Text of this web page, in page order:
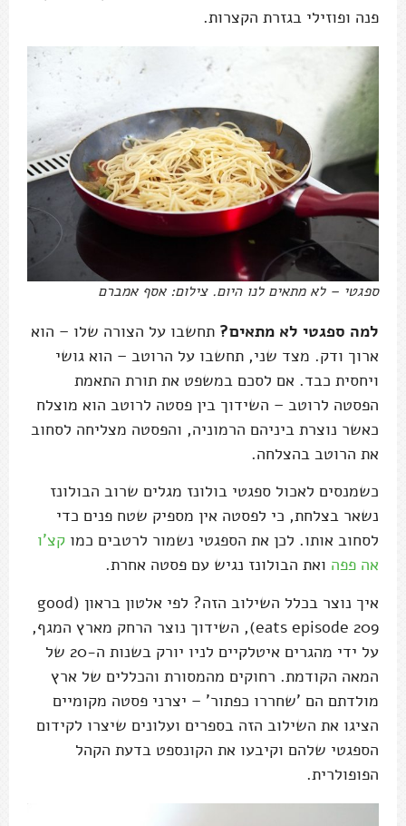
פנה ופוזילי בגזרת הקצרות.
ספגטי – לא מתאים לנו היום. צילום: אסף אמברם
למה ספגטי לא מתאים? תחשבו על הצורה שלו – הוא
ארוך ודק. מצד שני, תחשבו על הרוטב – הוא גושי
ויחסית כבד. אם לסכם במשפט את תורת התאמת
הפסטה לרוטב – השידוך בין פסטה לרוטב הוא מוצלח
כאשר נוצרת ביניהם הרמוניה, והפסטה מצליחה לסחוב
את הרוטב בהצלחה.
כשמנסים לאכול ספגטי בולונז מגלים שרוב הבולונז
נשאר בצלחת, כי לפסטה אין מספיק שטח פנים כדי
לסחוב אותו. לכן את הספגטי נשמור לרטבים כמו קצ'ו
אה פפה ואת הבולונז נגיש עם פסטה אחרת.
איך נוצר בכלל השילוב הזה? לפי אלטון בראון (good
eats episode 209), השידוך נוצר הרחק מארץ המגף,
על ידי מהגרים איטלקיים לניו יורק בשנות ה-20 של
המאה הקודמת. רחוקים מהמסורת והכללים של ארץ
מולדתם הם 'שחררו כפתור' – יצרני פסטה מקומיים
הציגו את השילוב הזה בספרים ועלונים שיצרו לקידום
הספגטי שלהם וקיבעו את הקונספט בדעת הקהל
הפופולרית.